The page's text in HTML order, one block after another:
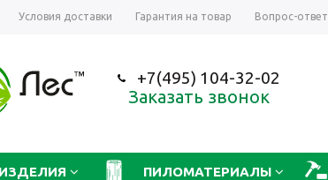
Условия доставки Гарантия на товар Вопрос-ответ
+7(495) 104-32-02
Заказать звонок
ПИЛОМАТЕРИАЛЫ